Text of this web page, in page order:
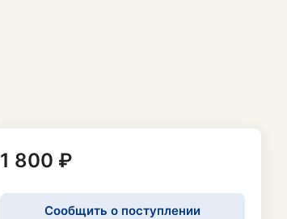
1 800 ₽
Сообщить о поступлении